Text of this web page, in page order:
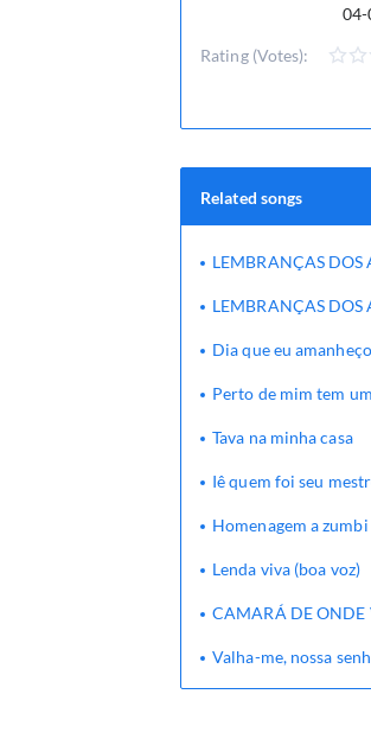
04-
Rating (Votes):
Related songs
LEMBRANÇAS DOS
LEMBRANÇAS DOS
Dia que eu amanheço
Perto de mim tem
Tava na minha casa
Iê quem foi seu
Homenagem a
Lenda viva (boa voz)
CAMARÁ DE ONDE
Valha-me, nossa